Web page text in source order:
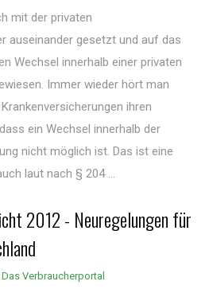
mit der privaten
auseinander gesetzt und auf das
Wechsel innerhalb einer privaten
Immer wieder hört man
ihren
ein Wechsel innerhalb der
nicht möglich ist. Das ist eine
laut nach § 204 ...
2012 - Neuregelungen für
Das Verbraucherportal